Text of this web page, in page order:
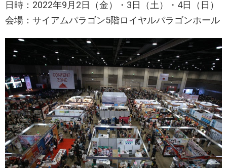
日時：2022年9月2日（金）・3日（土）・4日（日）
会場：サイアムパラゴン5階ロイヤルパラゴンホール